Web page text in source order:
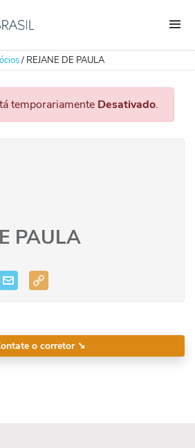
/ REJANE DE PAULA
temporariamente Desativado.
PAULA
o corretor ➘